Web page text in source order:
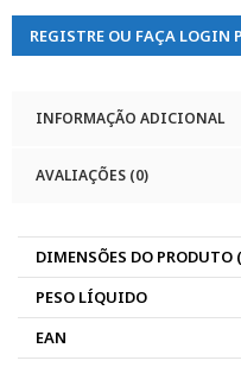
REGISTRE OU FAÇA LOGIN
INFORMAÇÃO ADICIONAL
AVALIAÇÕES (0)
DIMENSÕES DO PRODUTO
PESO LÍQUIDO
EAN